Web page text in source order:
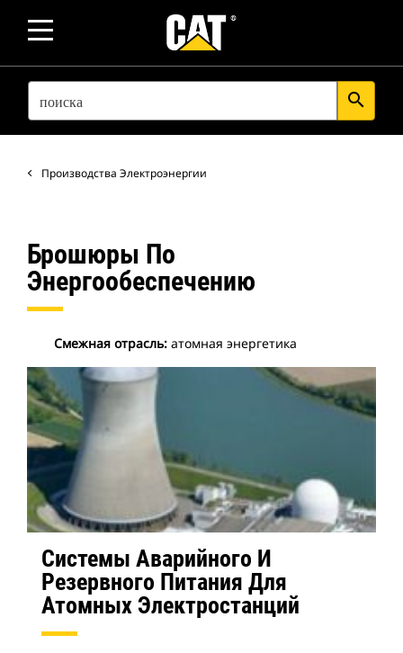
SEARCH search
Производства Электроэнергии
Брошюры По
Энергообеспечению
Смежная отрасль: атомная энергетика
Системы Аварийного И
Резервного Питания Для
Атомных Электростанций